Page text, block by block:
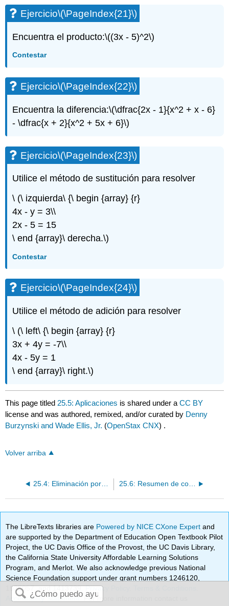
Ejercicio\(\PageIndex{21}\)
Encuentra el producto:\((3x - 5)^2\)
Contestar
Ejercicio\(\PageIndex{22}\)
Encuentra la diferencia:\(\dfrac{2x - 1}{x^2 + x - 6}
- \dfrac{x + 2}{x^2 + 5x + 6}\)
Ejercicio\(\PageIndex{23}\)
Utilice el método de sustitución para resolver
\ (\ izquierda\ {\ begin {array} {r}
4x - y = 3\\
2x - 5 = 15
\ end {array}\ derecha.\)
Contestar
Ejercicio\(\PageIndex{24}\)
Utilice el método de adición para resolver
\ (\ left\ {\ begin {array} {r}
3x + 4y = -7\\
4x - 5y = 1
\ end {array}\ right.\)
This page titled 25.5: Aplicaciones is shared under aCC BY
license and was authored, remixed, and/or curated by Denny
Burzynski and Wade Ellis, Jr. (OpenStax CNX) .
Volver arriba
25.4: Eliminación por Suma 25.6: Resumen de conceptos clave
The LibreTexts libraries are Powered by NICE CXone Expertand
are supported by the Department of Education Open Textbook Pilot
Project, the UC Davis Office of the Provost, the UC Davis Library,
the California State University Affordable Learning Solutions
Program, and Merlot. We also acknowledge previous National
Science Foundation support under grant numbers 1246120,
1525057, and 1413739.Privacy Policy
Accessibility Statement. For more information contact us